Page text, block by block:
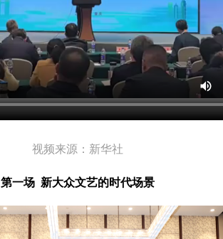
视频来源：新华社
第一场 新大众文艺的时代场景